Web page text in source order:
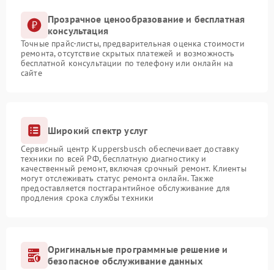
Прозрачное ценообразование и бесплатная
консультация
Точные прайс-листы, предварительная оценка стоимости
ремонта, отсутствие скрытых платежей и возможность
бесплатной консультации по телефону или онлайн на
сайте
Широкий спектр услуг
Сервисный центр Kuppersbusch обеспечивает доставку
техники по всей РФ, бесплатную диагностику и
качественный ремонт, включая срочный ремонт. Клиенты
могут отслеживать статус ремонта онлайн. Также
предоставляется постгарантийное обслуживание для
продления срока службы техники
Оригинальные программные решение и
безопасное обслуживание данных